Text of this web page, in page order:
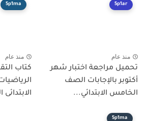
مراجعة اختبار شهر
بالإجابات الصف
الابتدائي...
كتاب التقييمات
الرياضيات
الابتدائى الترم...